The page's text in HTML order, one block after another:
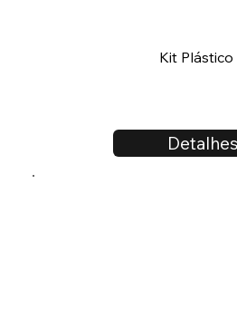
Detalhes
Kit Plástico